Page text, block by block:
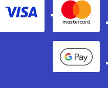
Mastercard
Visa
Google Pay